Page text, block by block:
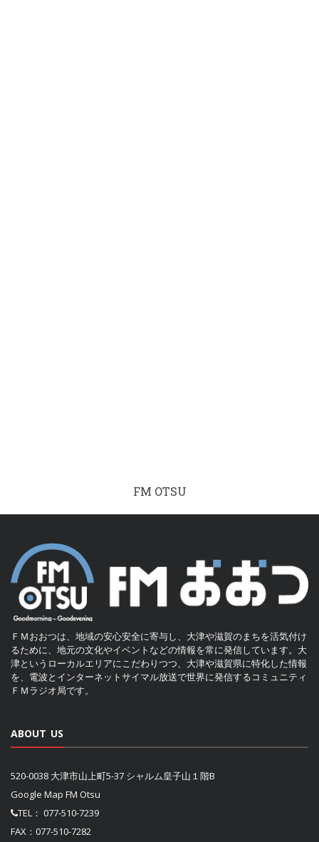
FM OTSU
ＦＭおおつは、地域の安心安全に寄与し、大津や滋賀のまちを活気付け
るために、地元の文化やイベントなどの情報を常に発信しています。大
津というローカルエリアにこだわりつつ、大津や滋賀県に特化した情報
を、電波とインターネットサイマル放送で世界に発信するコミュニティ
ＦＭラジオ局です。
ABOUT US
520-0038 大津市山上町5-37 シャルム皇子山１階B
Google Map FM Otsu
TEL： 077-510-7239
FAX：077-510-7282